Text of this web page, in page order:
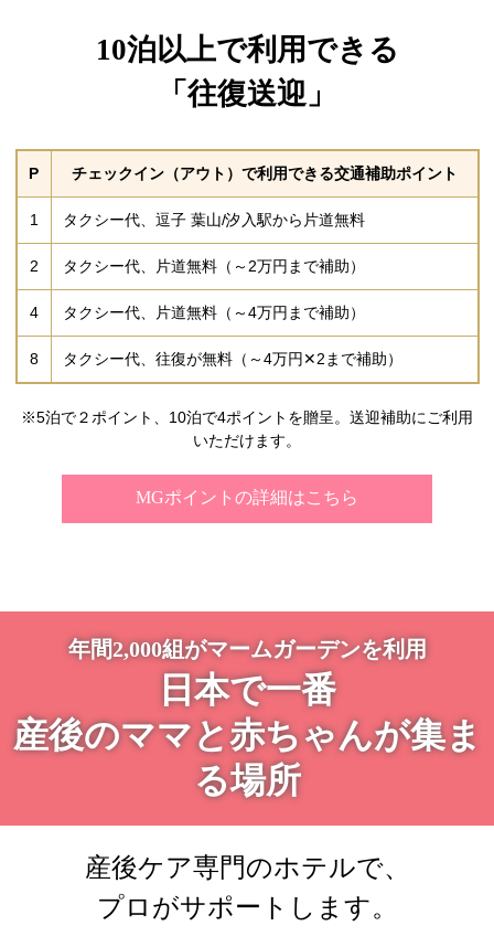
10泊以上で利用できる
「往復送迎」
P チェックイン（アウト）で利用できる交通補助ポイント
1 タクシー代、逗子 葉山/汐入駅から片道無料
2 タクシー代、片道無料（～2万円まで補助）
4 タクシー代、片道無料（～4万円まで補助）
8 タクシー代、往復が無料（～4万円✕2まで補助）
※5泊で２ポイント、10泊で4ポイントを贈呈。送迎補助にご利用
いただけます。
MGポイントの詳細はこちら
年間2,000組がマームガーデンを利用
日本で一番
産後のママと赤ちゃんが集ま
る場所
産後ケア専門のホテルで、
プロがサポートします。